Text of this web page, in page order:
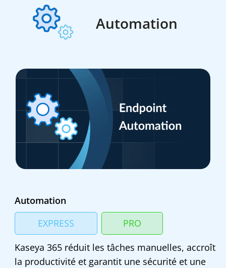
Automation
Automation
EXPRESS
PRO
Kaseya 365 réduit les tâches manuelles, accroît
la productivité et garantit une sécurité et une